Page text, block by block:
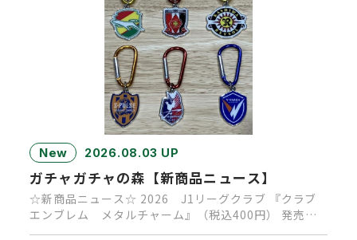
New 2026.08.03 UP
ガチャガチャの森【新商品ニュース】
☆新商品ニュース☆ 2026 J1リーグクラブ 『クラブ
エンブレム メタルチャーム』（税込400円） 発売決
定！ 発売時…